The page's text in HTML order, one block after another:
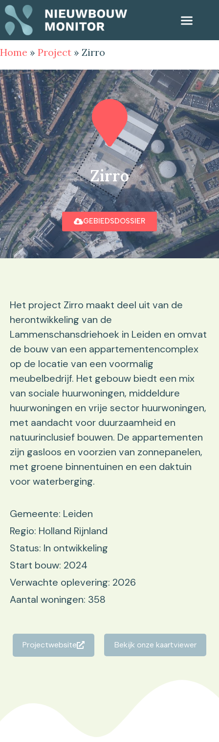
Home » Project » Zirro
Zirro
GEBIEDSDOSSIER
Het project Zirro maakt deel uit van de
herontwikkeling van de
Lammenschansdriehoek in Leiden en omvat
de bouw van een appartementencomplex
op de locatie van een voormalig
meubelbedrijf. Het gebouw biedt een mix
van sociale huurwoningen, middeldure
huurwoningen en vrije sector huurwoningen,
met aandacht voor duurzaamheid en
natuurinclusief bouwen. De appartementen
zijn gasloos en voorzien van zonnepanelen,
met groene binnentuinen en een daktuin
voor waterberging.
Gemeente: Leiden
Regio: Holland Rijnland
Status: In ontwikkeling
Start bouw: 2024
Verwachte oplevering: 2026
Aantal woningen: 358
Projectwebsite Bekijk onze kaartviewer